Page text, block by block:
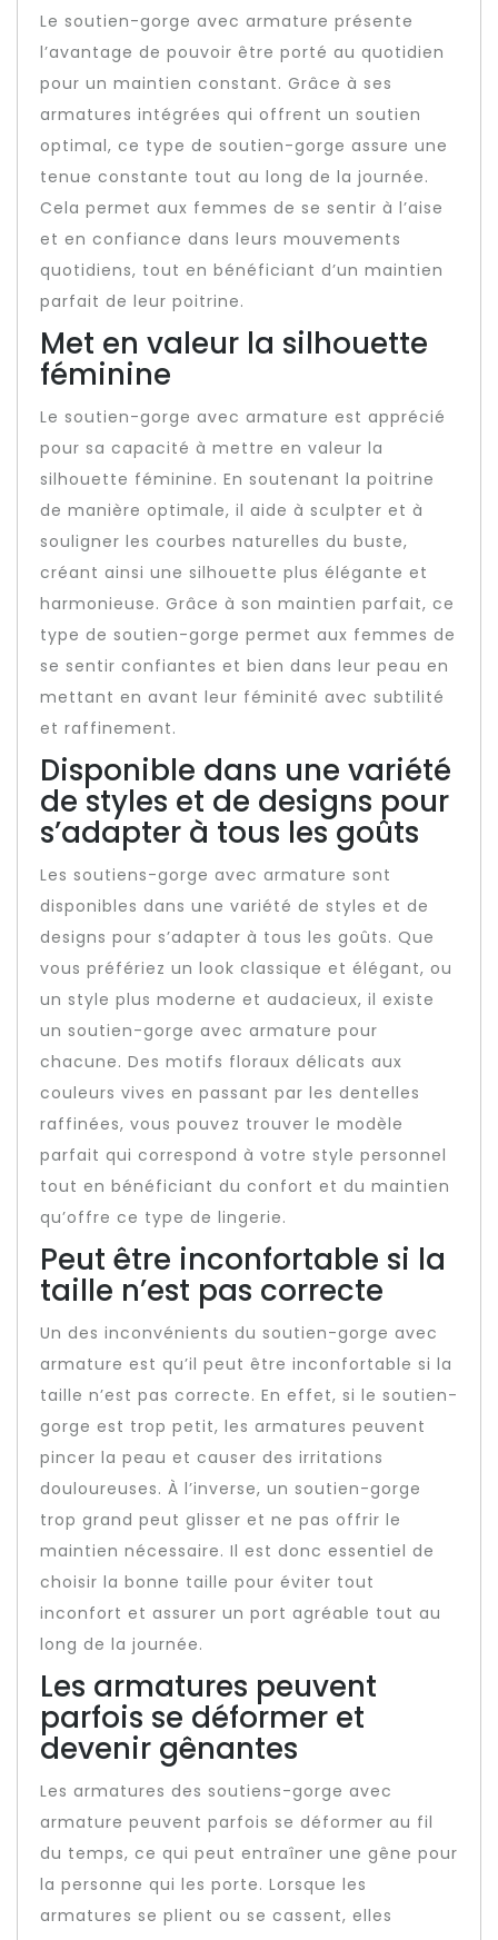
Le soutien-gorge avec armature présente
l’avantage de pouvoir être porté au quotidien
pour un maintien constant. Grâce à ses
armatures intégrées qui offrent un soutien
optimal, ce type de soutien-gorge assure une
tenue constante tout au long de la journée.
Cela permet aux femmes de se sentir à l’aise
et en confiance dans leurs mouvements
quotidiens, tout en bénéficiant d’un maintien
parfait de leur poitrine.
Met en valeur la silhouette
féminine
Le soutien-gorge avec armature est apprécié
pour sa capacité à mettre en valeur la
silhouette féminine. En soutenant la poitrine
de manière optimale, il aide à sculpter et à
souligner les courbes naturelles du buste,
créant ainsi une silhouette plus élégante et
harmonieuse. Grâce à son maintien parfait, ce
type de soutien-gorge permet aux femmes de
se sentir confiantes et bien dans leur peau en
mettant en avant leur féminité avec subtilité
et raffinement.
Disponible dans une variété
de styles et de designs pour
s’adapter à tous les goûts
Les soutiens-gorge avec armature sont
disponibles dans une variété de styles et de
designs pour s’adapter à tous les goûts. Que
vous préfériez un look classique et élégant, ou
un style plus moderne et audacieux, il existe
un soutien-gorge avec armature pour
chacune. Des motifs floraux délicats aux
couleurs vives en passant par les dentelles
raffinées, vous pouvez trouver le modèle
parfait qui correspond à votre style personnel
tout en bénéficiant du confort et du maintien
qu’offre ce type de lingerie.
Peut être inconfortable si la
taille n’est pas correcte
Un des inconvénients du soutien-gorge avec
armature est qu’il peut être inconfortable si la
taille n’est pas correcte. En effet, si le soutien-
gorge est trop petit, les armatures peuvent
pincer la peau et causer des irritations
douloureuses. À l’inverse, un soutien-gorge
trop grand peut glisser et ne pas offrir le
maintien nécessaire. Il est donc essentiel de
choisir la bonne taille pour éviter tout
inconfort et assurer un port agréable tout au
long de la journée.
Les armatures peuvent
parfois se déformer et
devenir gênantes
Les armatures des soutiens-gorge avec
armature peuvent parfois se déformer au fil
du temps, ce qui peut entraîner une gêne pour
la personne qui les porte. Lorsque les
armatures se plient ou se cassent, elles